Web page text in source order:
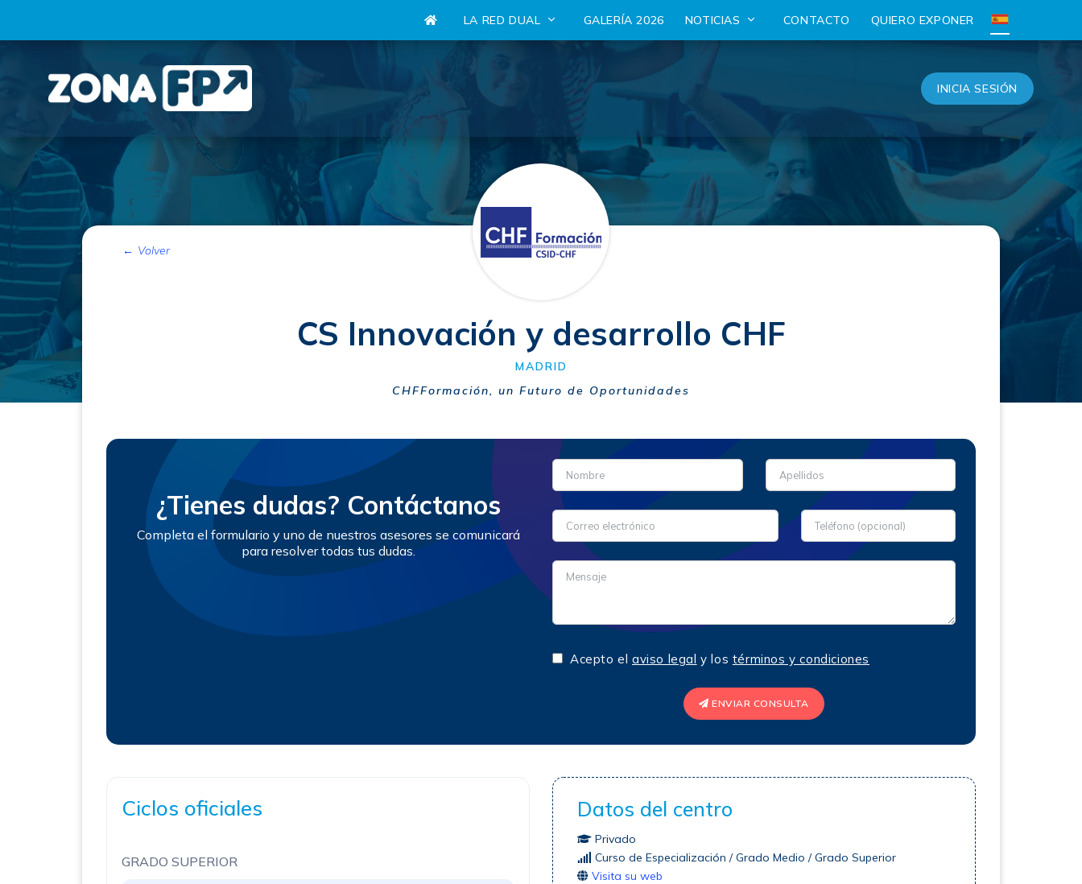
LA RED DUAL GALERÍA 2026 NOTICIAS CONTACTO QUIERO EXPONER
INICIA SESIÓN
Volver
CS Innovación y desarrollo CHF
MADRID
CHFFormación, un Futuro de Oportunidades
¿Tienes dudas? Contáctanos
Completa el formulario y uno de nuestros asesores se comunicará
para resolver todas tus dudas.
Acepto el aviso legal y los términos y condiciones
ENVIAR CONSULTA
Ciclos oficiales
GRADO SUPERIOR
Datos del centro
Privado
Curso de Especialización / Grado Medio / Grado Superior
Visita su web